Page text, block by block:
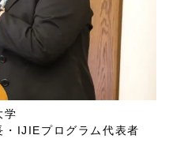
学
・IJIEプログラム代表者